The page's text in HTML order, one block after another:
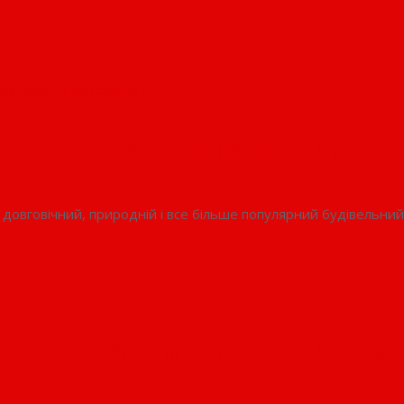
природній і все більше популярний